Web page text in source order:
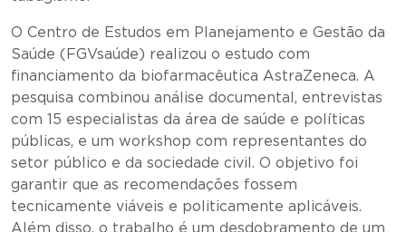
O Centro de Estudos em Planejamento e Gestão da
Saúde (FGVsaúde) realizou o estudo com
financiamento da biofarmacêutica AstraZeneca. A
pesquisa combinou análise documental, entrevistas
com 15 especialistas da área de saúde e políticas
públicas, e um workshop com representantes do
setor público e da sociedade civil. O objetivo foi
garantir que as recomendações fossem
tecnicamente viáveis e politicamente aplicáveis.
Além disso, o trabalho é um desdobramento de um